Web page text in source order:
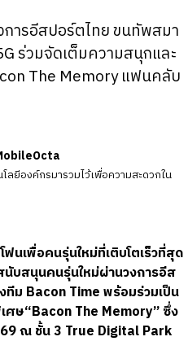
ารอีสปอร์ตไทย ขนทัพสมา
ร่วมจัดเต็มความสนุกและ
The Memory แฟนคลับ
ลยีองค์กรมารวมไว้เพื่อความสะดวกใน
นเพื่อคนรุ่นใหม่ที่เติบโตเร็วที่สุด
นับสนุนคนรุ่นใหม่ผ่านวงการอีส
ม Bacon Time พร้อมร่วมเป็น
ษ“Bacon The Memory” ซึ่ง
ณ ชั้น 3 True Digital Park